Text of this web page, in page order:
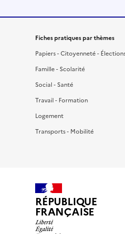
Fiches pratiques par thèmes
Papiers - Citoyenneté -
Famille - Scolarité
Social - Santé
Travail - Formation
Logement
Transports - Mobilité
RÉPUBLIQUE
FRANÇAISE